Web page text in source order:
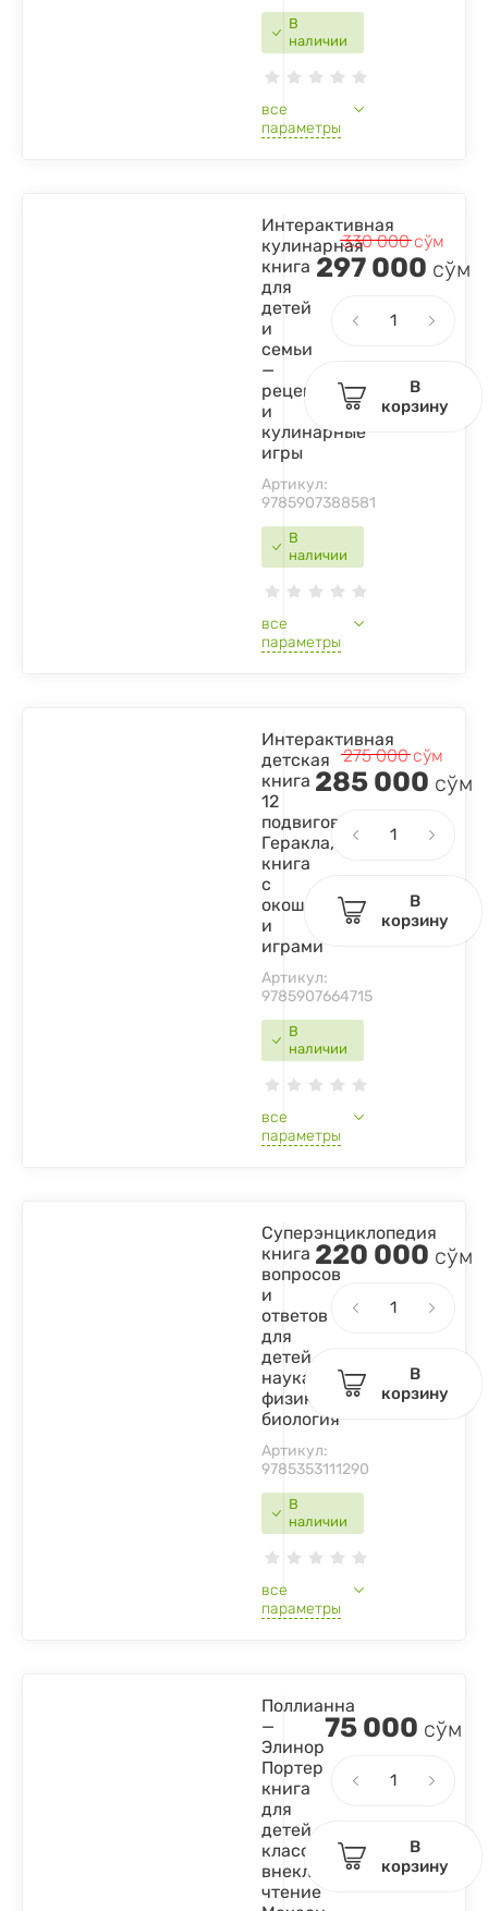
В
наличии
все
параметры
В
наличии
Интерактивная
кулинарная
книга
для
детей
и
семьи
—
рецепты
и
кулинарные
игры
Артикул:
9785907388581
все
параметры
330 000сўм
297 000 сўм
В
корзину
В
наличии
Интерактивная
детская
книга
12
подвигов
Геракла,
книга
с
окошками
и
играми
Артикул:
9785907664715
все
параметры
275 000сўм
285 000 сўм
В
корзину
В
наличии
Суперэнциклопедия
книга
вопросов
и
ответов
для
детей
наука
физика
биология
Артикул:
9785353111290
все
параметры
220 000 сўм
В
корзину
Поллианна
—
Элинор
Портер
книга
для
детей
классика
внеклассное
чтение
75 000 сўм
В
корзину